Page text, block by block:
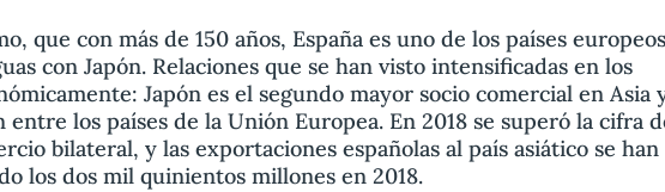
que con más de 150 años, España es uno de los países europeos
con Japón. Relaciones que se han visto intensificadas en los
Japón es el segundo mayor socio comercial en Asia
los países de la Unión Europea. En 2018 se superó la cifra
bilateral, y las exportaciones españolas al país asiático se han
los dos mil quinientos millones en 2018.